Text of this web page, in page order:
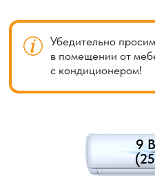
Заправка, дозаправка